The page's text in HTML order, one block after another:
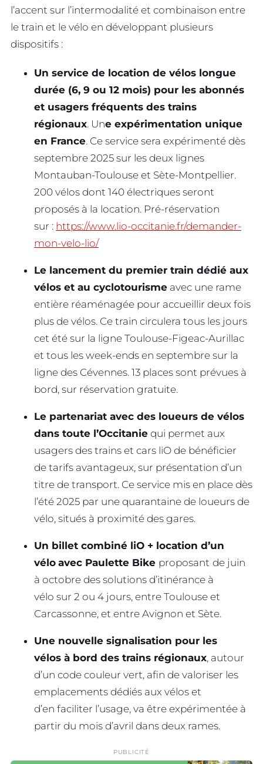
l’accent sur l’intermodalité et combinaison entre
le train et le vélo en développant plusieurs
dispositifs :
Un service de location de vélos longue
durée (6, 9 ou 12 mois) pour les abonnés
et usagers fréquents des trains
régionaux. Une expérimentation unique
en France. Ce service sera expérimenté dès
septembre 2025 sur les deux lignes
Montauban-Toulouse et Sète-Montpellier.
200 vélos dont 140 électriques seront
proposés à la location. Pré-réservation
sur : https://www.lio-occitanie.fr/demander-
mon-velo-lio/
Le lancement du premier train dédié aux
vélos et au cyclotourisme avec une rame
entière réaménagée pour accueillir deux fois
plus de vélos. Ce train circulera tous les jours
cet été sur la ligne Toulouse-Figeac-Aurillac
et tous les week-ends en septembre sur la
ligne des Cévennes. 13 places sont prévues à
bord, sur réservation gratuite.
Le partenariat avec des loueurs de vélos
dans toute l’Occitanie qui permet aux
usagers des trains et cars liO de bénéficier
de tarifs avantageux, sur présentation d’un
titre de transport. Ce service mis en place dès
l’été 2025 par une quarantaine de loueurs de
vélo, situés à proximité des gares.
Un billet combiné liO + location d’un
vélo avec Paulette Bike proposant de juin
à octobre des solutions d’itinérance à
vélo sur 2 ou 4 jours, entre Toulouse et
Carcassonne, et entre Avignon et Sète.
Une nouvelle signalisation pour les
vélos à bord des trains régionaux, autour
d’un code couleur vert, afin de valoriser les
emplacements dédiés aux vélos et
d’en faciliter l’usage, va être expérimentée à
partir du mois d’avril dans deux rames.
PUBLICITÉ